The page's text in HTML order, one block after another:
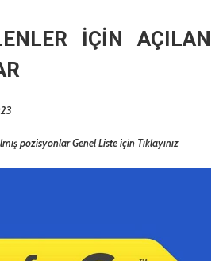
İÇİN AÇILAN
pozisyonlarGenel Liste için Tıklayınız